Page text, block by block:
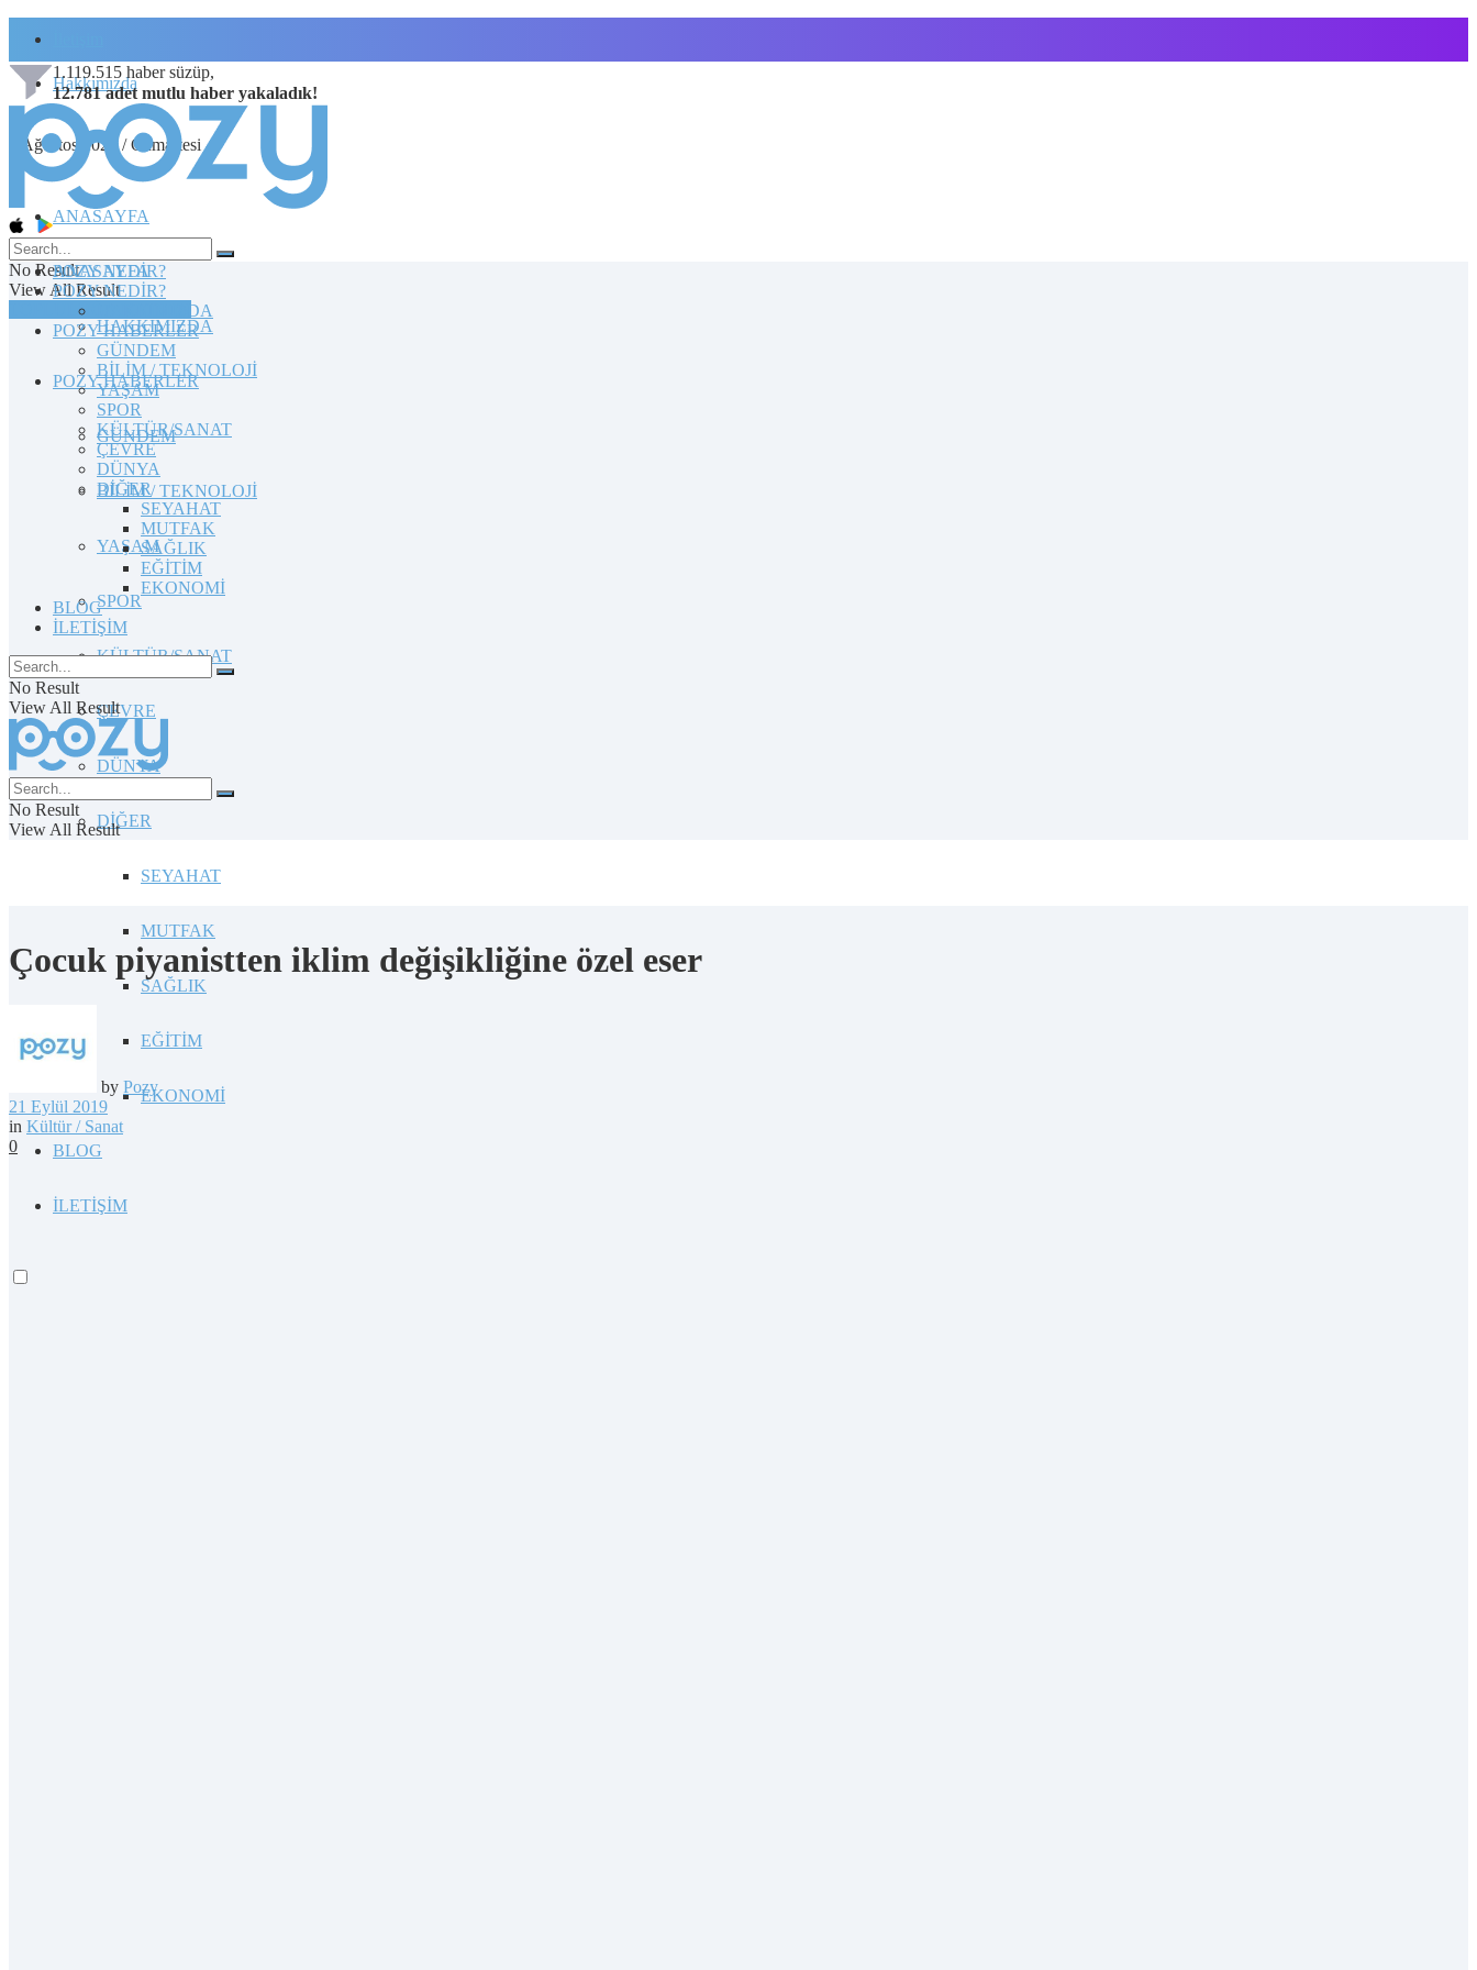
Hakkımızda
8 Ağustos 2026 / Cumartesi
1.119.515 haber süzüp,
12.781 adet mutlu haber yakaladık!
No Result
View All Result
TOPLULUĞA KATILIN
ANASAYFA
POZY NEDİR?
HAKKIMIZDA
POZY HABERLER
GÜNDEM
BİLİM / TEKNOLOJİ
YAŞAM
SPOR
KÜLTÜR/SANAT
ÇEVRE
DÜNYA
DİĞER
SEYAHAT
MUTFAK
SAĞLIK
EĞİTİM
EKONOMİ
BLOG
İLETİŞİM
ANASAYFA
POZY NEDİR?
HAKKIMIZDA
POZY HABERLER
GÜNDEM
BİLİM / TEKNOLOJİ
YAŞAM
SPOR
KÜLTÜR/SANAT
ÇEVRE
DÜNYA
DİĞER
SEYAHAT
MUTFAK
SAĞLIK
EĞİTİM
EKONOMİ
BLOG
İLETİŞİM
No Result
View All Result
No Result
View All Result
Çocuk piyanistten iklim değişikliğine özel eser
by Pozy
21 Eylül 2019
in Kültür / Sanat
0